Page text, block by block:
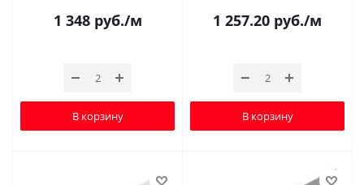
1 348руб./м
В корзину
1 257.20 руб./м
В корзину